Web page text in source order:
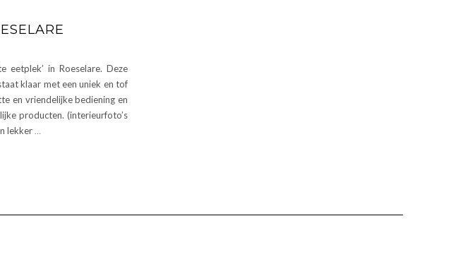
eetplek’ in Roeselare. Deze
klaar met een uniek en tof
en vriendelijke bediening en
producten. (interieurfoto’s
lekker…